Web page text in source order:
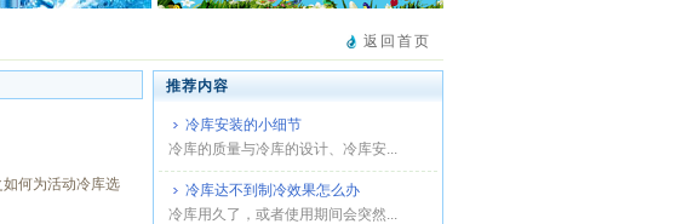
返回首页
何为活动冷库选
推荐内容
冷库安装的小细节
冷库的质量与冷库的设计、冷库安...
冷库达不到制冷效果怎么办
冷库用久了，或者使用期间会突然...